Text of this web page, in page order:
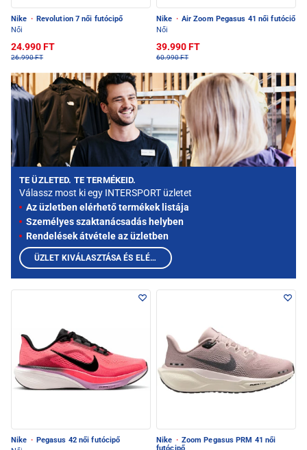
Nike · Revolution 7 női futócipő
Női
24.990 FT
26.990 FT
Nike · Air Zoom Pegasus 41 női futóciő
Női
39.990 FT
60.990 FT
Nike · Pegasus 42 női futócipő
Nike · Zoom Pegasus PRM 41 női
TE ÜZLETED. TE TERMÉKEID.
Válassz most ki egy INTERSPORT üzletet
Az üzletben elérhető termékek listája
Személyes szaktanácsadás helyben
Rendelések átvétele az üzletben
ÜZLET KIVÁLASZTÁSA ÉS ELÉRHETŐ TERMÉKEK MEGTEKINTÉSE